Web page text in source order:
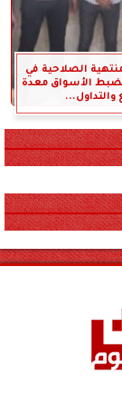
الصلاحية في
الأسواق معدة
والتداول...